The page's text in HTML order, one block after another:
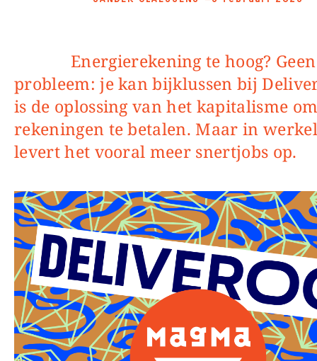
Energierekening te hoog? Geen
probleem: je kan bijklussen bij
is de oplossing van het kapitalisme
rekeningen te betalen. Maar in
levert het vooral meer snertjobs op.